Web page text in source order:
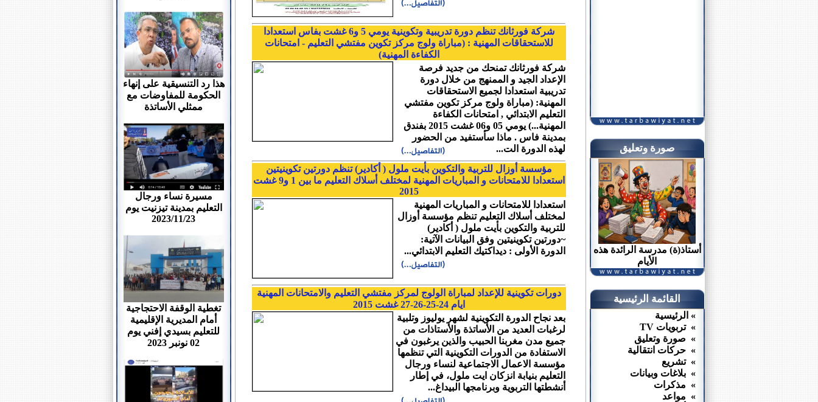
هذا رد التنسيقية على إنهاء
الحكومة للمفاوضات مع
ممثلي الأساتذة
مسيرة نساء ورجال
التعليم بمدينة تيزنيت يوم
2023/11/23
تغطية الوقفة الاحتجاجية
أمام المديرية الإقليمية
للتعليم بسيدي إفني يوم
02 نونبر 2023
شركة فورثانك تنظم دورة تدريبية وتكوينية يومي 5 و6 غشت بفاس استعدادا
للاستحقاقات المهنية : (مباراة ولوج مركز تكوين مفتشي التعليم - امتحانات
الكفاءة المهنية)
شركة فورثانك تمنحك من جديد فرصة
الإعداد الجيد و الممنهج من خلال دورة
تدريبية استعدادا لجميع الاستحقاقات
المهنية: (مباراة ولوج مركز تكوين مفتشي
التعليم الابتدائي , امتحانات الكفاءة
المهنية...) يومي 05 و06 غشت 2015 بفندق
بمدينة فاس . ماذا سأستفيد من الحضور
لهذه الدورة الت...
مؤسسة أوزال للتربية والتكوين بأيت ملول ( أكادير) تنظم دورتين تكوينيتين
استعدادا للامتحانات و المباريات المهنية لمختلف أسلاك التعليم ما بين 1 و9 غشت
2015
استعدادا للامتحانات و المباريات المهنية
لمختلف أسلاك التعليم تنظم مؤسسة أوزال
للتربية والتكوين بأيت ملول ( أكادير)
~دورتين تكوينيتين وفق البيانات الآتية:
الدورة الأولى : ديداكتيك التعليم الابتدائي...
دورات تكوينية للإعداد لمباراة الولوج لمركز مفتشي التعليم والامتحانات المهنية
ايام 24-25-26-27 غشت 2015
بعد نجاح الدورة التكوينية لشهر يوليوز وتلبية
لرغبات العديد من الأساتذة والأستاذات من
جميع مدن مغربنا الحبيب والذين يرغبون في
الاستفادة من الدورات التكوينية التي تنظمها
مؤسسة الاعمال الاجتماعية لنساء ورجال
التعليم بنيابة انزكان ايت ملول، في إطار
أنشطتها التربوية وبرنامجها البيداغ...
صورة وتعليق
أستاذ(ة) مدرسة الرائدة هذه
الأيام
القائمة الرئيسية
» الرئيسية
» تربويات TV
» صورة وتعليق
» حركات انتقالية
» تشريع
» بلاغات وبيانات
» مذكرات
» مواعد